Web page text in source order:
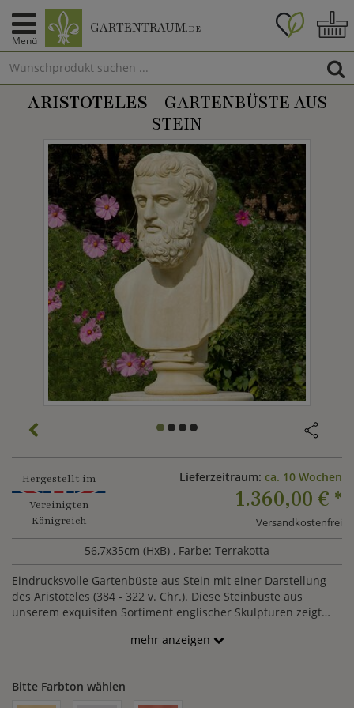
Menü
GARTENTRAUM.DE
ARISTOTELES - GARTENBÜSTE AUS
STEIN
Hergestellt im
Vereinigten
Königreich
Lieferzeitraum: ca. 10 Wochen
1.360,00 € *
Versandkostenfrei
56,7x35cm (HxB) , Farbe: Terrakotta
Eindrucksvolle Gartenbüste aus Stein mit einer Darstellung
des Aristoteles (384 - 322 v. Chr.). Diese Steinbüste aus
unserem exquisiten Sortiment englischer Skulpturen zeigt
der mit seinen umfangreichen Schriften die abendländische
Philosophie prägte wie kein zweiter. Ein wesentlicher Teil der
Naturphilosophie, den Veränderungsprozessen in der Natur
mehr anzeigen
Bitte Farbton wählen